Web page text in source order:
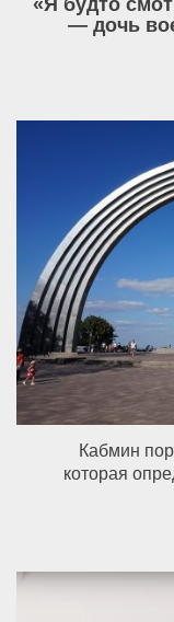
— дочь
Кабмин
которая